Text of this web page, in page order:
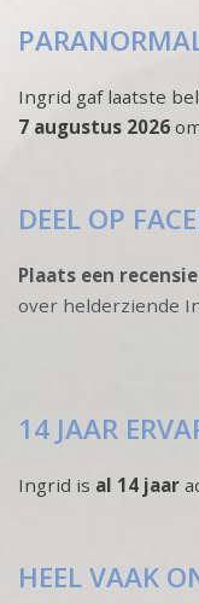
Ingrid gaf laatste
7 augustus 2026
DEEL OP
Plaats een recensie
over helderziende
14 JAAR
Ingrid is al 14 jaar
HEEL VAAK